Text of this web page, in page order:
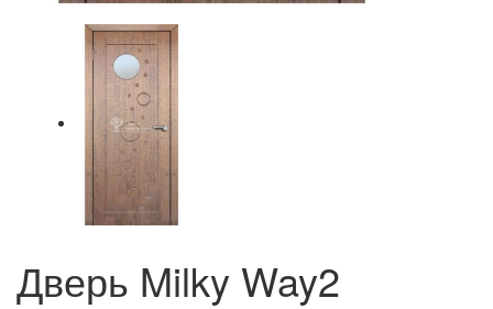
Дверь Milky Way2